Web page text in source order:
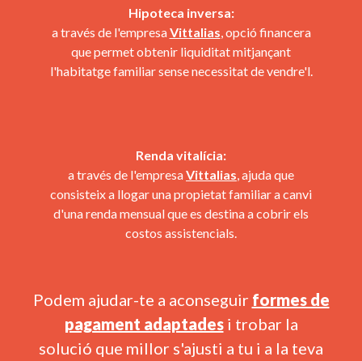
Hipoteca inversa:
a través de l'empresaVittalias, opció financera
que permet obtenir liquiditat mitjançant
l'habitatge familiar sense necessitat de vendre'l.
Renda vitalícia:
a través de l'empresaVittalias, ajuda que
consisteix a llogar una propietat familiar a canvi
d'una renda mensual que es destina a cobrir els
costos assistencials.
Podem ajudar-te a aconseguir formes de
pagament adaptadesi trobar la
solució que millor s'ajusti a tu i a la teva